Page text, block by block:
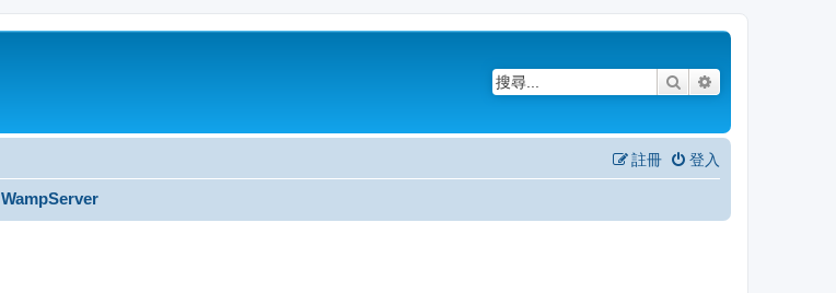
搜尋
登入
註冊
WampServer